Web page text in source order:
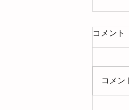
コメント
コメン